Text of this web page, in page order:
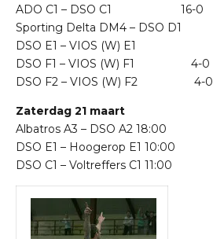
ADO C1 – DSO C1 16-0
Sporting Delta DM4 – DSO D1
DSO E1 – VIOS (W) E1
DSO F1 – VIOS (W) F1 4-0
DSO F2 – VIOS (W) F2 4-0
Zaterdag 21 maart
Albatros A3 – DSO A2 18:00
DSO E1 – Hoogerop E1 10:00
DSO C1 – Voltreffers C1 11:00